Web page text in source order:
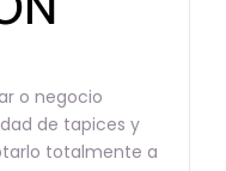
o negocio
de tapices y
totalmente a